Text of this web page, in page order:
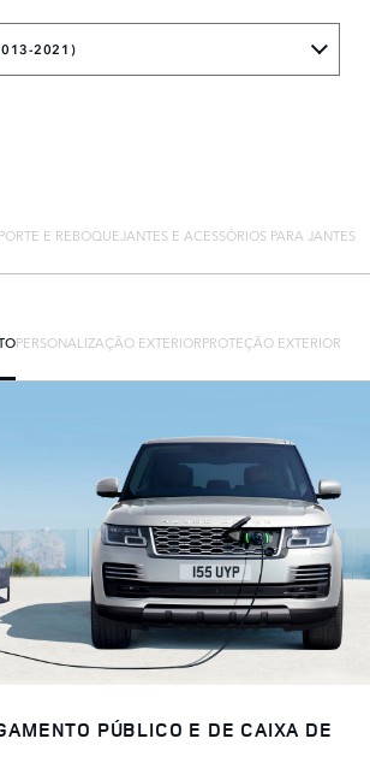
2021)
E REBOQUEJANTES E ACESSÓRIOS PARA JANTES
PERSONALIZAÇÃO EXTERIORPROTEÇÃO EXTERIOR
PÚBLICO E DE CAIXA DE